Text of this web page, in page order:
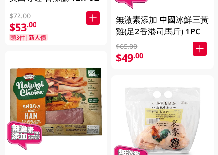
$72.00
$53.00
頭3件|新人價
無激素添加 中國冰鮮三黃
雞(足2香港司馬斤) 1PC
$65.00
$49.00